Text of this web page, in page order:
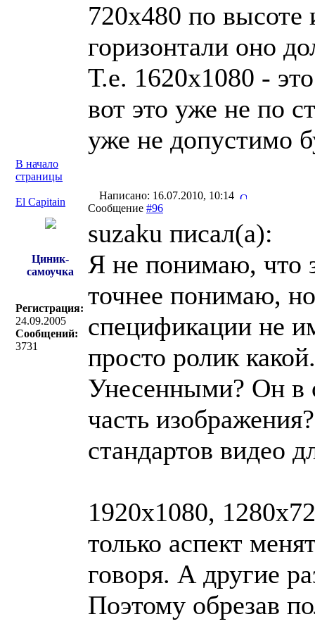
720x480 по высоте
горизонтали оно
Т.е. 1620x1080 -
вот это уже не по
уже не допустимо
В начало
страницы
El Capitain
Написано: 16.07.2010, 10:14
Сообщение #96
Циник-
самоучка
Регистрация:
24.09.2005
Сообщений:
3731
suzaku писал(a):
Я не понимаю, что
точнее понимаю,
спецификации не
просто ролик
Унесенными? Он в
часть
стандартов видео
1920x1080,
только аспект
говоря. А другие
Поэтому обрезав